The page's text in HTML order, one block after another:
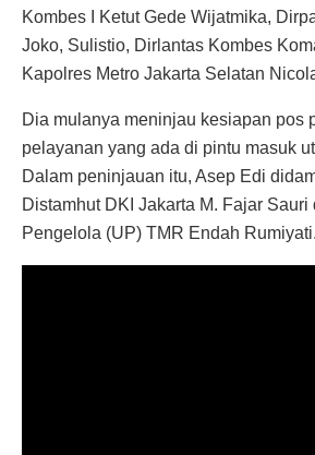
Kombes I Ketut Gede Wijatmika,
Joko, Sulistio, Dirlantas Kombes
Kapolres Metro Jakarta Selatan
Dia mulanya meninjau kesiapan pos
pelayanan yang ada di pintu masuk
Dalam peninjauan itu, Asep Edi
Distamhut DKI Jakarta M. Fajar
Pengelola (UP) TMR Endah Rumiyati.